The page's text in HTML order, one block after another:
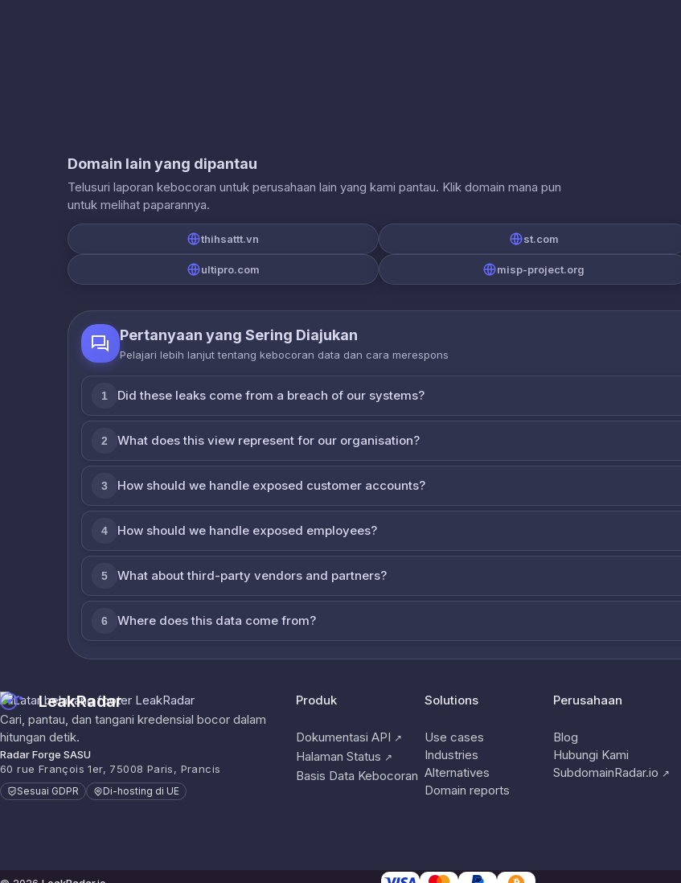
Domain lain yang dipantau
Telusuri laporan kebocoran untuk perusahaan lain yang kami pantau. Klik domain mana pun
untuk melihat paparannya.
thihsattt.vn st.com
ultipro.com misp-project.org
Pertanyaan yang Sering Diajukan
Pelajari lebih lanjut tentang kebocoran data dan cara merespons
1 Did these leaks come from a breach of our systems?
2 What does this view represent for our organisation?
3 How should we handle exposed customer accounts?
4 How should we handle exposed employees?
5 What about third-party vendors and partners?
6 Where does this data come from?
LeakRadar
Cari, pantau, dan tangani kredensial bocor dalam
hitungan detik.
Radar Forge SASU
60 rue François 1er, 75008 Paris, Prancis
Sesuai GDPR Di-hosting di UE
Produk
Dokumentasi API ↗
Halaman Status ↗
Basis Data Kebocoran
Solutions
Use cases
Industries
Alternatives
Domain reports
Perusahaan
Blog
Hubungi Kami
SubdomainRadar.io ↗